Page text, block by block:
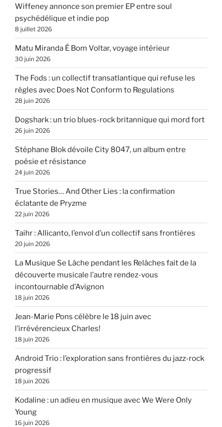
Wiffeney annonce son premier EP entre soul
psychédélique et indie pop
8 juillet 2026
Matu Miranda É Bom Voltar, voyage intérieur
30 juin 2026
The Fods : un collectif transatlantique qui refuse les
règles avec Does Not Conform to Regulations
28 juin 2026
Dogshark : un trio blues-rock britannique qui mord fort
26 juin 2026
Stéphane Blok dévoile City 8047, un album entre
poésie et résistance
24 juin 2026
True Stories… And Other Lies : la confirmation
éclatante de Pryzme
22 juin 2026
Taihr : Allicanto, l’envol d’un collectif sans frontières
20 juin 2026
La Musique Se Lâche pendant les Relâches fait de la
découverte musicale l’autre rendez-vous
incontournable d’Avignon
18 juin 2026
Jean-Marie Pons célèbre le 18 juin avec
l’irrévérencieux Charles!
18 juin 2026
Android Trio : l’exploration sans frontières du jazz-rock
progressif
18 juin 2026
Kodaline : un adieu en musique avec We Were Only
Young
16 juin 2026